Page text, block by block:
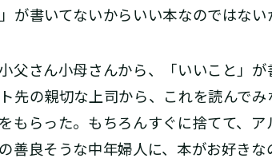
が書いてないからいい本なのではない
父さん小母さんから、「いいこと」
先の親切な上司から、これを読んで
もらった。もちろんすぐに捨てて、
善良そうな中年婦人に、本がお好き